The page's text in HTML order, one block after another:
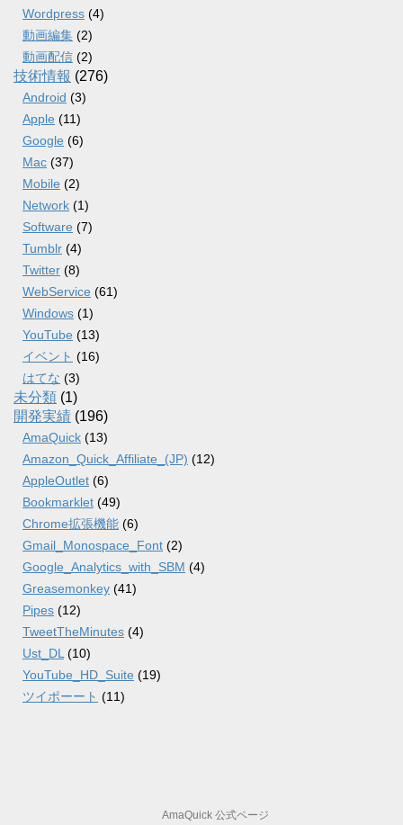
Wordpress (4)
動画編集 (2)
動画配信 (2)
技術情報 (276)
Android (3)
Apple (11)
Google (6)
Mac (37)
Mobile (2)
Network (1)
Software (7)
Tumblr (4)
Twitter (8)
WebService (61)
Windows (1)
YouTube (13)
イベント (16)
はてな (3)
未分類 (1)
開発実績 (196)
AmaQuick (13)
Amazon_Quick_Affiliate_(JP) (12)
AppleOutlet (6)
Bookmarklet (49)
Chrome拡張機能 (6)
Gmail_Monospace_Font (2)
Google_Analytics_with_SBM (4)
Greasemonkey (41)
Pipes (12)
TweetTheMinutes (4)
Ust_DL (10)
YouTube_HD_Suite (19)
ツイポーート (11)
AmaQuick 公式ページ